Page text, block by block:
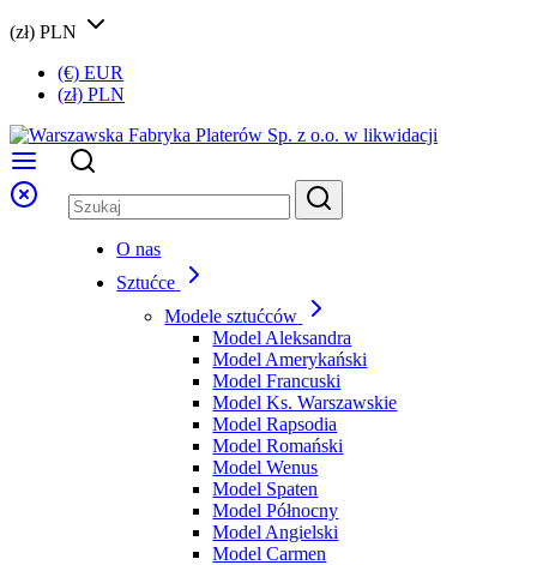
(zł) PLN
(€) EUR
(zł) PLN
O nas
Sztućce
Modele sztućców
Model Aleksandra
Model Amerykański
Model Francuski
Model Ks. Warszawskie
Model Rapsodia
Model Romański
Model Wenus
Model Spaten
Model Północny
Model Angielski
Model Carmen